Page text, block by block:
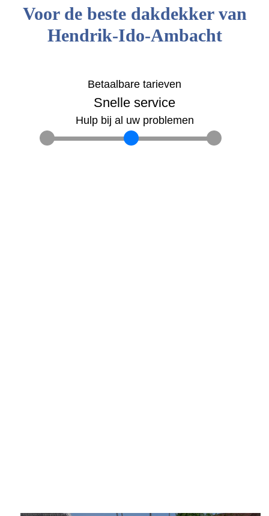
Voor de beste dakdekker van
Hendrik-Ido-Ambacht
Betaalbare tarieven
Snelle service
Hulp bij al uw problemen